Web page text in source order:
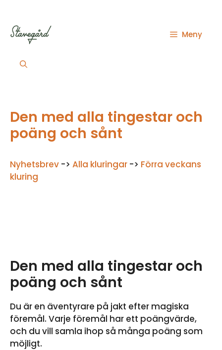
innehåll
Meny
Den med alla tingestar och
poäng och sånt
Nyhetsbrev -> Alla kluringar -> Förra veckans
kluring
Den med alla tingestar och
poäng och sånt
Du är en äventyrare på jakt efter magiska
föremål. Varje föremål har ett poängvärde,
och du vill samla ihop så många poäng som
möjligt.